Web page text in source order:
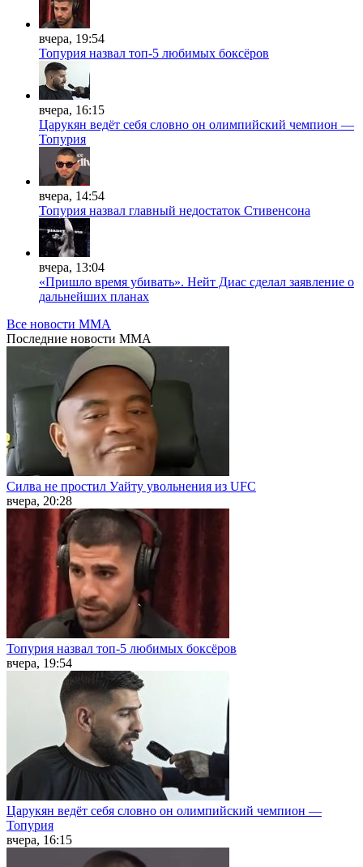
вчера, 19:54
Топурия назвал топ-5 любимых боксёров
вчера, 16:15
Царукян ведёт себя словно он олимпийский чемпион —
Топурия
вчера, 14:54
Топурия назвал главный недостаток Стивенсона
вчера, 13:04
«Пришло время убивать». Нейт Диас сделал заявление о
дальнейших планах
Все новости MMA
Последние новости MMA
Силва не простил Уайту увольнения из UFC
вчера, 20:28
Топурия назвал топ-5 любимых боксёров
вчера, 19:54
Царукян ведёт себя словно он олимпийский чемпион —
Топурия
вчера, 16:15